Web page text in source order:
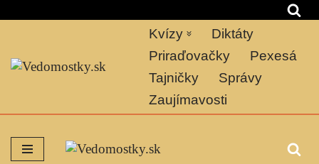
na
obsah
Kvízy
Diktáty
Priraďovačky
Pexesá
Tajničky
Správy
Zaujímavosti